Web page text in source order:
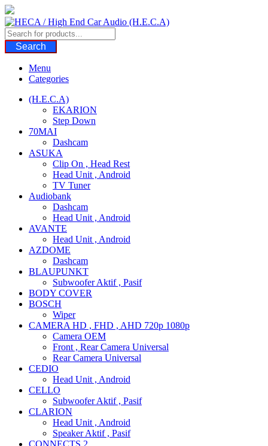
Skip
to
content
Search
Menu
Categories
(H.E.C.A)
EKARION
Step Down
70MAI
Dashcam
ASUKA
Clip On , Head Rest
Head Unit , Android
TV Tuner
Audiobank
Dashcam
Head Unit , Android
AVANTE
Head Unit , Android
AZDOME
Dashcam
BLAUPUNKT
Subwoofer Aktif , Pasif
BODY COVER
BOSCH
Wiper
CAMERA HD , FHD , AHD 720p 1080p
Camera OEM
Front , Rear Camera Universal
Rear Camera Universal
CEDIO
Head Unit , Android
CELLO
Subwoofer Aktif , Pasif
CLARION
Head Unit , Android
Speaker Aktif , Pasif
CONNECTS 2